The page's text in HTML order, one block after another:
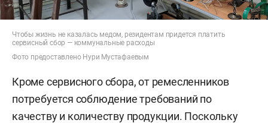
Чтобы жизнь не казалась медом, резидентам придется платить
сервисный сбор — коммунальные расходы
Фото предоставлено Нури Мустафаевым
Кроме сервисного сбора, от ремесленников
потребуется соблюдение требований по
качеству и количеству продукции. Поскольку